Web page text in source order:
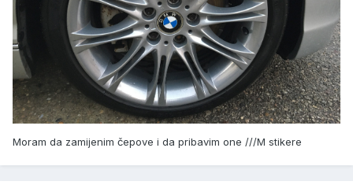
Moram da zamijenim čepove i da pribavim one ///M stikere